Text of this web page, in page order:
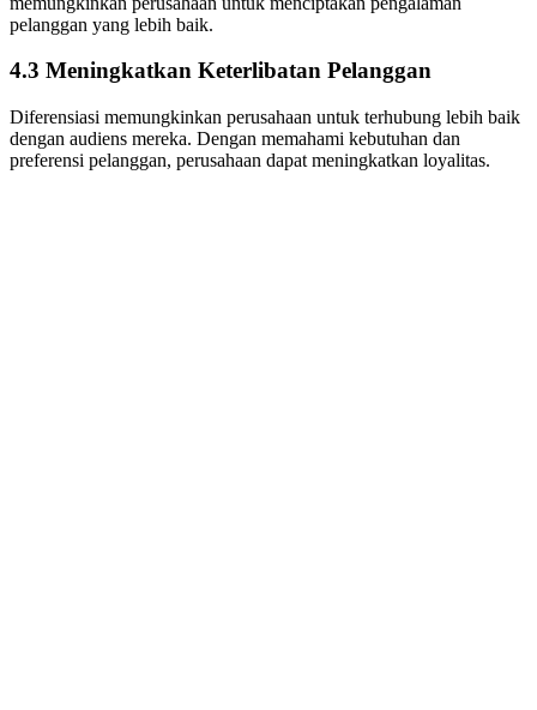
pelanggan yang lebih baik.
4.3 Meningkatkan Keterlibatan Pelanggan
Diferensiasi memungkinkan perusahaan untuk terhubung lebih baik
dengan audiens mereka. Dengan memahami kebutuhan dan
preferensi pelanggan, perusahaan dapat meningkatkan loyalitas.